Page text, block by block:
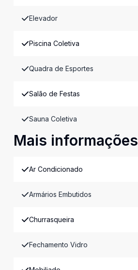
Elevador
Piscina Coletiva
Quadra de Esportes
Salão de Festas
Sauna Coletiva
Mais informações
Ar Condicionado
Armários Embutidos
Churrasqueira
Fechamento Vidro